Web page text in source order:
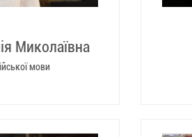
Миколаївна
мови